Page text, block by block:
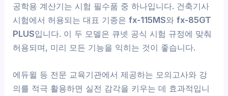
공학용 계산기는 시험 필수품 중 하나입니다. 건축기사
시험에서 허용되는 대표 기종은fx-115MS와fx-85GT
PLUS입니다. 이 두 모델은 큐넷 공식 시험 규정에 맞춰
허용되며, 미리 모든 기능을 익히는 것이 좋습니다.
에듀윌 등 전문 교육기관에서 제공하는 모의고사와 강
의를 적극 활용하면 실전 감각을 키우는 데 효과적입니